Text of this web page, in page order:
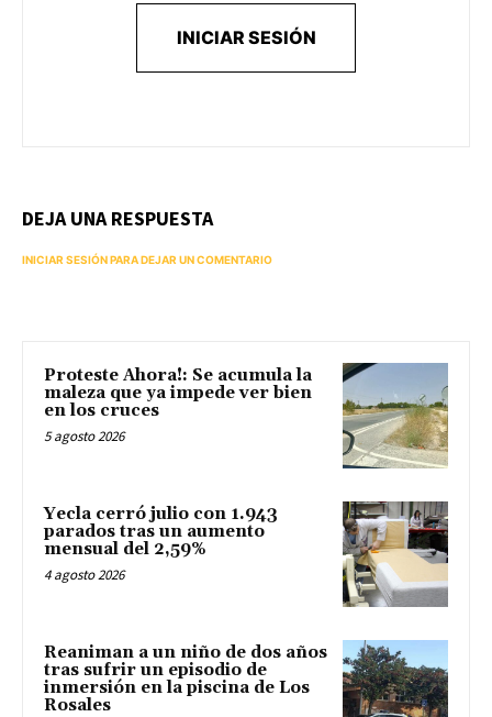
INICIAR SESIÓN
DEJA UNA RESPUESTA
INICIAR SESIÓN PARA DEJAR UN COMENTARIO
Proteste Ahora!: Se acumula la
maleza que ya impede ver bien
en los cruces
5 agosto 2026
Yecla cerró julio con 1.943
parados tras un aumento
mensual del 2,59%
4 agosto 2026
Reaniman a un niño de dos años
tras sufrir un episodio de
inmersión en la piscina de Los
Rosales